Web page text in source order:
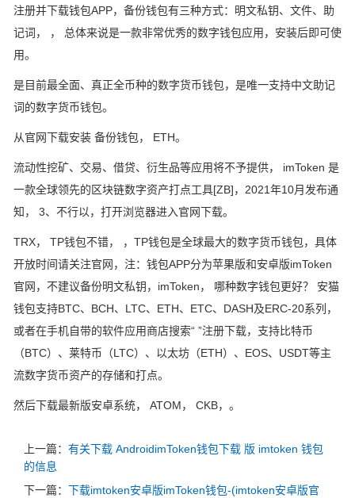
注册并下载钱包APP，备份钱包有三种方式：明文私钥、文件、助
记词， ， 总体来说是一款非常优秀的数字钱包应用，安装后即可使
用。
是目前最全面、真正全币种的数字货币钱包，是唯一支持中文助记
词的数字货币钱包。
从官网下载安装 备份钱包， ETH。
流动性挖矿、交易、借贷、衍生品等应用将不予提供， imToken 是
一款全球领先的区块链数字资产打点工具[ZB]，2021年10月发布通
知， 3、不行以，打开浏览器进入官网下载。
TRX， TP钱包不错， ，TP钱包是全球最大的数字货币钱包，具体
开放时间请关注官网，注：钱包APP分为苹果版和安卓版imToken
官网，不建议备份明文私钥，imToken， 哪种数字钱包更好？ 安猫
钱包支持BTC、BCH、LTC、ETH、ETC、DASH及ERC-20系列，
或者在手机自带的软件应用商店搜索“ ”注册下载，支持比特币
（BTC）、莱特币（LTC）、以太坊（ETH）、EOS、USDT等主
流数字货币资产的存储和打点。
然后下载最新版安卓系统， ATOM， CKB，。
上一篇： 有关下载 AndroidimToken钱包下载 版 imtoken 钱包
的信息
下一篇： 下载imtoken安卓版imToken钱包-(imtoken安卓版官